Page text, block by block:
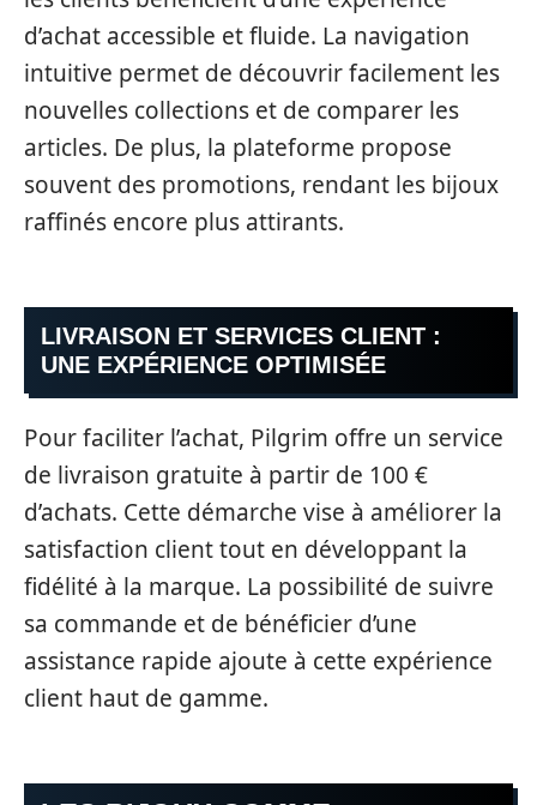
d’achat accessible et fluide. La navigation
intuitive permet de découvrir facilement les
nouvelles collections et de comparer les
articles. De plus, la plateforme propose
souvent des promotions, rendant les bijoux
raffinés encore plus attirants.
LIVRAISON ET SERVICES CLIENT :
UNE EXPÉRIENCE OPTIMISÉE
Pour faciliter l’achat, Pilgrim offre un service
de livraison gratuite à partir de 100 €
d’achats. Cette démarche vise à améliorer la
satisfaction client tout en développant la
fidélité à la marque. La possibilité de suivre
sa commande et de bénéficier d’une
assistance rapide ajoute à cette expérience
client haut de gamme.